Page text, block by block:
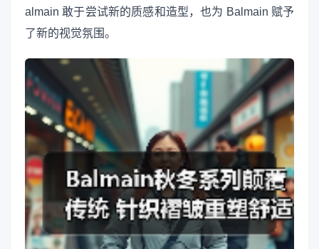
almain 敢于尝试新的质感和造型，也为 Balmain 赋予
了新的视觉氛围。